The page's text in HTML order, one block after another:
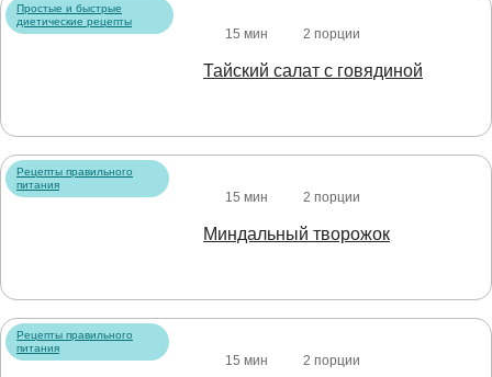
Простые и быстрые
диетические рецепты
15 мин 2 порции
Тайский салат с говядиной
Рецепты правильного
питания
15 мин 2 порции
Миндальный творожок
Рецепты правильного
питания
15 мин 2 порции